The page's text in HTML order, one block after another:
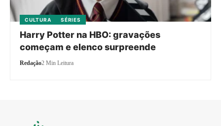
CULTURA SÉRIES
Harry Potter na HBO: gravações
começam e elenco surpreende
Redação2 Min Leitura